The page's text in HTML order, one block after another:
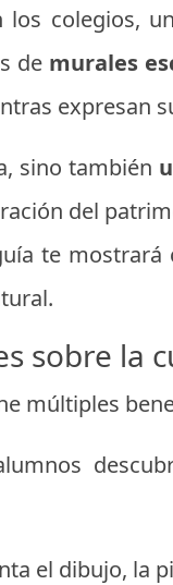
los colegios,
de murales
expresan
sino también
del
te
sobre la
múltiples
el dibujo, la